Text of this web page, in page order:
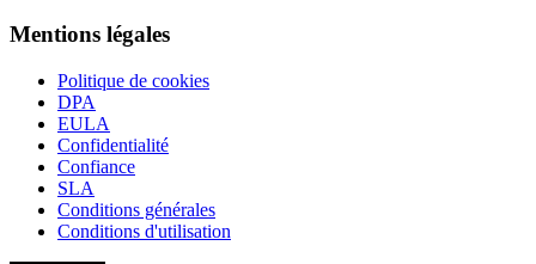
Mentions légales
Politique de cookies
DPA
EULA
Confidentialité
Confiance
SLA
Conditions générales
Conditions d'utilisation